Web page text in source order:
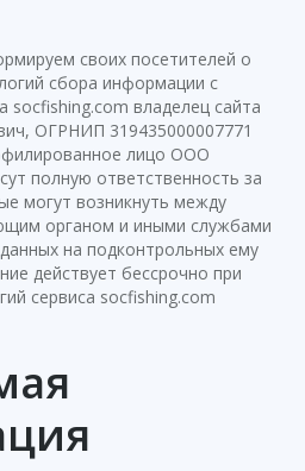
своих посетителей о
сбора информации с
socfishing.com владелец сайта
ОГРНИП 319435000007771
лицо ООО
полную ответственность за
могут возникнуть между
органом и иными службами
на подконтрольных ему
действует бессрочно при
сервиса socfishing.com